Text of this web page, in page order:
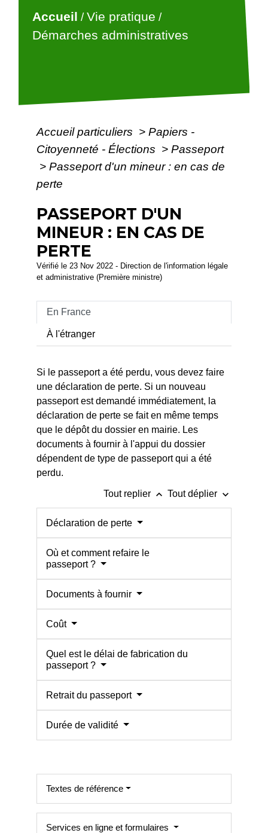
Accueil /Vie pratique /
Démarches administratives
Accueil particuliers > Papiers -
Citoyenneté - Élections > Passeport
> Passeport d'un mineur : en cas de
perte
PASSEPORT D'UN
MINEUR : EN CAS DE
PERTE
Vérifié le 23 Nov 2022 - Direction de l'information légale
et administrative (Première ministre)
En France
À l'étranger
Si le passeport a été perdu, vous devez faire
une déclaration de perte. Si un nouveau
passeport est demandé immédiatement, la
déclaration de perte se fait en même temps
que le dépôt du dossier en mairie. Les
documents à fournir à l'appui du dossier
dépendent de type de passeport qui a été
perdu.
Tout replier keyboard_arrow_up Tout déplier keyboard_arrow_down
Déclaration de perte
Où et comment refaire le
passeport ?
Documents à fournir
Coût
Quel est le délai de fabrication du
passeport ?
Retrait du passeport
Durée de validité
Textes de référence
Services en ligne et formulaires